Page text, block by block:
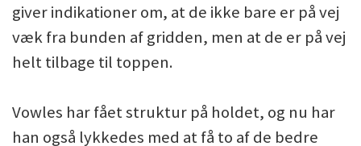
giver indikationer om, at de ikke bare er på vej
væk fra bunden af gridden, men at de er på vej
helt tilbage til toppen.
Vowles har fået struktur på holdet, og nu har
han også lykkedes med at få to af de bedre